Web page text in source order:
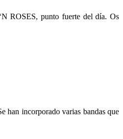
ROSES, punto fuerte del día. Os
han incorporado varias bandas que